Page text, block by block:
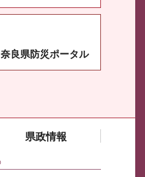
奈良県防災ポータル
県政情報